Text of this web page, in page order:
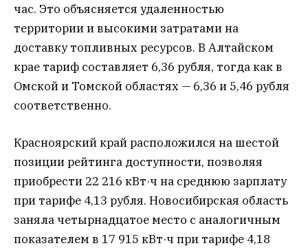
час. Это объясняется удаленностью
территории и высокими затратами на
доставку топливных ресурсов. В Алтайском
крае тариф составляет 6,36 рубля, тогда как в
Омской и Томской областях — 6,36 и 5,46 рубля
соответственно.
Красноярский край расположился на шестой
позиции рейтинга доступности, позволяя
приобрести 22 216 кВт·ч на среднюю зарплату
при тарифе 4,13 рубля. Новосибирская область
заняла четырнадцатое место с аналогичным
показателем в 17 915 кВт·ч при тарифе 4,18